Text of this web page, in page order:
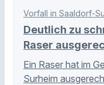
Vorfall in Saaldorf-
Deutlich zu
Raser
Ein Raser hat im
Surheim